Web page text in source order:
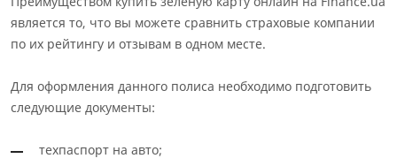
является то, что вы можете сравнить страховые компании
по их рейтингу и отзывам в одном месте.
Для оформления данного полиса необходимо подготовить
следующие документы:
техпаспорт на авто;